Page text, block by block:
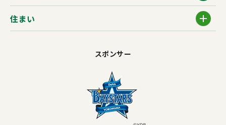
スポンサー
住まい